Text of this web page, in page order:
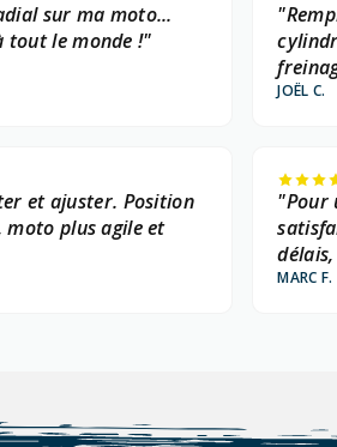
sur ma moto...
tout le monde !"
JOËL C.
et ajuster. Position
plus agile et
"Pour
MARC F.